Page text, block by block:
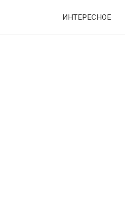
ИНТЕРЕСНОЕ